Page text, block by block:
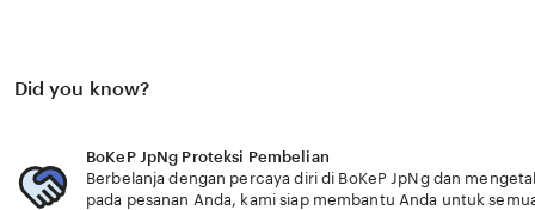
Did you know?
BoKeP JpNg Proteksi Pembelian
Berbelanja dengan percaya diri di BoKeP JpNg dan
pada pesanan Anda, kami siap membantu Anda untuk